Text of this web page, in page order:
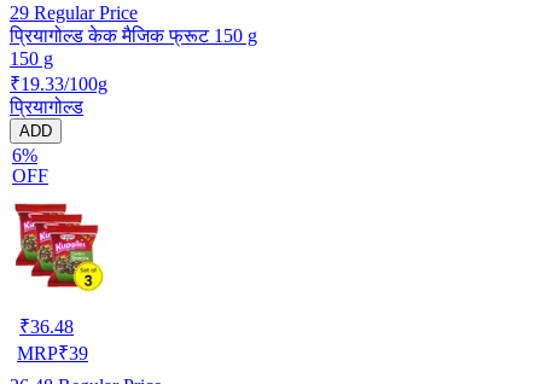
29 Regular Price
प्रियागोल्ड केक मैजिक फ्रूट 150 g
150 g
₹19.33/100g
प्रियागोल्ड
ADD
6%
OFF
₹36.48
MRP₹39